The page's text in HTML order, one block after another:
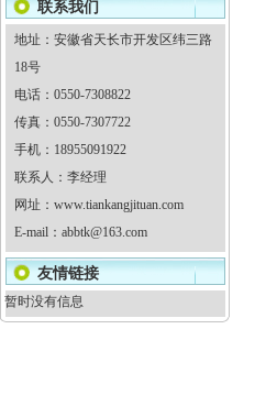
联系我们
地址：安徽省天长市开发区纬三路
18号
电话：0550-7308822
传真：0550-7307722
手机：18955091922
联系人：李经理
网址：www.tiankangjituan.com
E-mail：abbtk@163.com
友情链接
暂时没有信息